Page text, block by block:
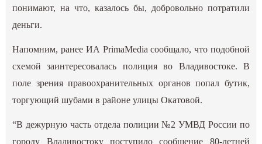
понимают, на что, казалось бы, добровольно потратили
деньги.
Напомним, ранее ИА PrimaMedia сообщало, что подобной
схемойзаинтересовалась полицияво Владивостоке. В
поле зрения правоохранительных органов попал бутик,
торгующий шубами в районе улицы Окатовой.
“В дежурную часть отдела полиции №2 УМВД России по
городу Владивостоку поступило сообщение 80-летней